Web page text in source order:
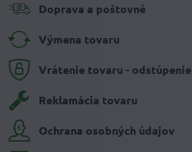
Doprava a poštovné
Výmena tovaru
Vrátenie tovaru -
Reklamácia tovaru
Ochrana osobných údajov